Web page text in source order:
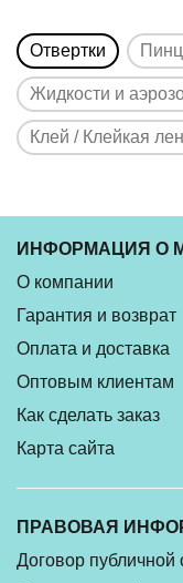
Отвертки
Жидкости и
Клей / Клейкая
ИНФОРМАЦИЯ О
О компании
Гарантия и возврат
Оплата и доставка
Оптовым клиентам
Как сделать заказ
Карта сайта
ПРАВОВАЯ
Договор